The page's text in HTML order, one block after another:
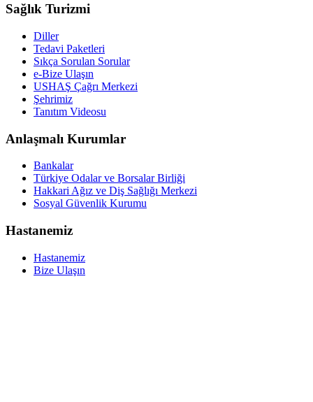
Sağlık Turizmi
Diller
Tedavi Paketleri
Sıkça Sorulan Sorular
e-Bize Ulaşın
USHAŞ Çağrı Merkezi
Şehrimiz
Tanıtım Videosu
Anlaşmalı Kurumlar
Bankalar
Türkiye Odalar ve Borsalar Birliği
Hakkari Ağız ve Diş Sağlığı Merkezi
Sosyal Güvenlik Kurumu
Hastanemiz
Hastanemiz
Bize Ulaşın